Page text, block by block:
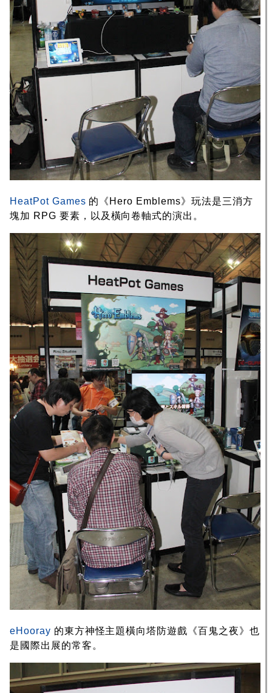
HeatPot Games 的《Hero Emblems》玩法是三消方
塊加 RPG 要素，以及橫向卷軸式的演出。
eHooray 的東方神怪主題橫向塔防遊戲《百鬼之夜》也
是國際出展的常客。